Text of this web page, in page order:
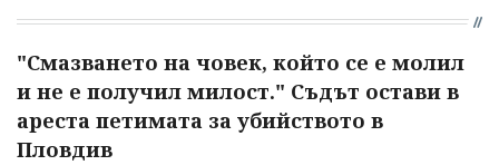
"Смазването на човек, който се е молил
и не е получил милост." Съдът остави в
ареста петимата за убийството в
Пловдив